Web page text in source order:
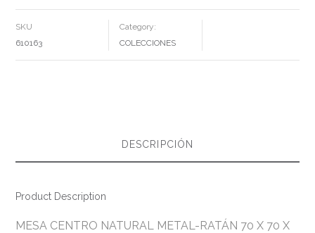
RATÁN
X
70
X
CM
SKU
610163
Category:
COLECCIONES
DESCRIPCIÓN
Product Description
MESA CENTRO NATURAL METAL-RATÁN 70 X 70 X